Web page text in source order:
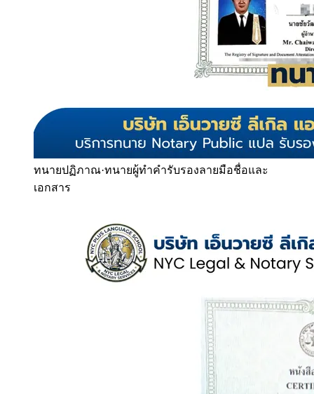
ทนายปฏิภาณ·ทนายผู้ทำคำรับรองลายมือชื่อและ
เอกสาร